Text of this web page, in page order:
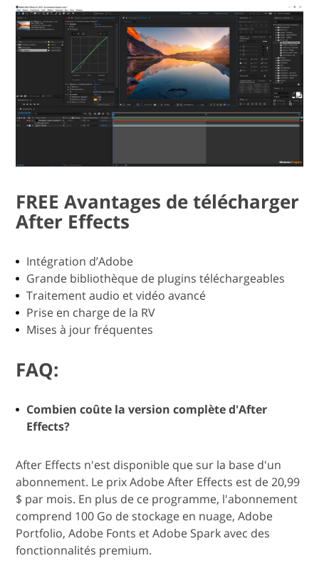
FREE Avantages de télécharger
After Effects
Intégration d’Adobe
Grande bibliothèque de plugins téléchargeables
Traitement audio et vidéo avancé
Prise en charge de la RV
Mises à jour fréquentes
FAQ:
Combien coûte la version complète d'After
Effects?
After Effects n'est disponible que sur la base d'un
abonnement. Le prix Adobe After Effects est de 20,99
$ par mois. En plus de ce programme, l'abonnement
comprend 100 Go de stockage en nuage, Adobe
Portfolio, Adobe Fonts et Adobe Spark avec des
fonctionnalités premium.